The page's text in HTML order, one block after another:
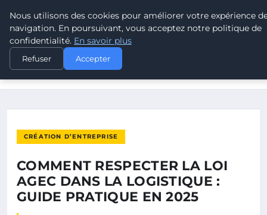
POUVOIR OUVRIER
ACCUEIL
COMMENT RESPECTER LA LOI AGEC DANS LA LOGISTIQUE :
CRÉATION D’ENTREPRISE
COMMENT RESPECTER LA LOI
AGEC DANS LA LOGISTIQUE :
GUIDE PRATIQUE EN 2025
Nous utilisons des cookies pour améliorer votre expérience
navigation. En poursuivant, vous acceptez notre politique de
confidentialité. En savoir plus
Refuser Accepter